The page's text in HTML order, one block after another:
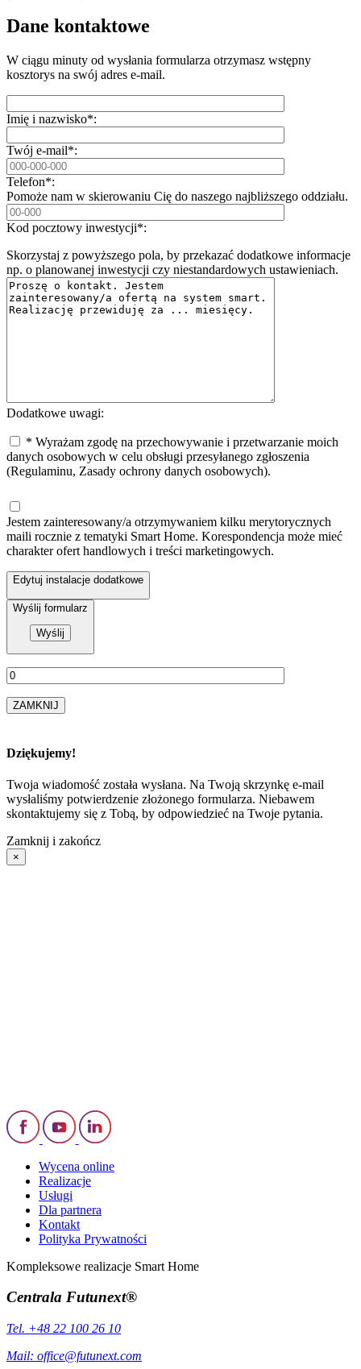
Dane kontaktowe
W ciągu minuty od wysłania formularza otrzymasz wstępny
kosztorys na swój adres e-mail.
Imię i nazwisko*:
Twój e-mail*:
Telefon*:
Pomoże nam w skierowaniu Cię do naszego najbliższego oddziału.
Kod pocztowy inwestycji*:
Skorzystaj z powyższego pola, by przekazać dodatkowe informacje
np. o planowanej inwestycji czy niestandardowych ustawieniach.
Dodatkowe uwagi:
* Wyrażam zgodę na przechowywanie i przetwarzanie moich
danych osobowych w celu obsługi przesyłanego zgłoszenia
(Regulaminu, Zasady ochrony danych osobowych).
Jestem zainteresowany/a otrzymywaniem kilku merytorycznych
maili rocznie z tematyki Smart Home. Korespondencja może mieć
charakter ofert handlowych i treści marketingowych.
Edytuj instalacje dodatkowe
Wyślij formularz
ZAMKNIJ
Dziękujemy!
Twoja wiadomość została wysłana. Na Twoją skrzynkę e-mail
wysłaliśmy potwierdzenie złożonego formularza. Niebawem
skontaktujemy się z Tobą, by odpowiedzieć na Twoje pytania.
Zamknij i zakończ
×
Wycena online
Realizacje
Usługi
Dla partnera
Kontakt
Polityka Prywatności
Kompleksowe realizacje Smart Home
Centrala Futunext®
Tel. +48 22 100 26 10
Mail: office@futunext.com